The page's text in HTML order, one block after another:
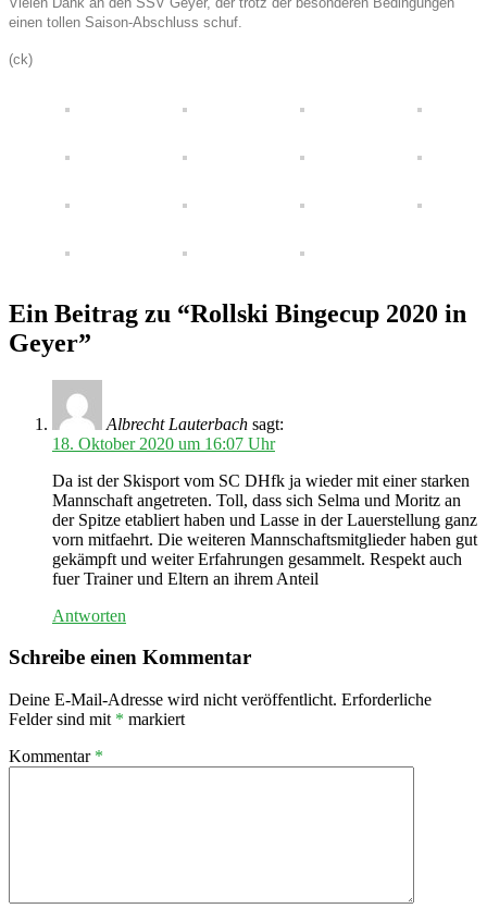
einen tollen Saison-Abschluss schuf.
(ck)
Ein Beitrag zu “Rollski Bingecup 2020 in
Geyer”
Albrecht Lauterbach sagt:
18. Oktober 2020 um 16:07 Uhr
Da ist der Skisport vom SC DHfk ja wieder mit einer starken
Mannschaft angetreten. Toll, dass sich Selma und Moritz an
der Spitze etabliert haben und Lasse in der Lauerstellung ganz
vorn mitfaehrt. Die weiteren Mannschaftsmitglieder haben gut
gekämpft und weiter Erfahrungen gesammelt. Respekt auch
fuer Trainer und Eltern an ihrem Anteil
Antworten
Schreibe einen Kommentar
Deine E-Mail-Adresse wird nicht veröffentlicht. Erforderliche
Felder sind mit * markiert
Kommentar *